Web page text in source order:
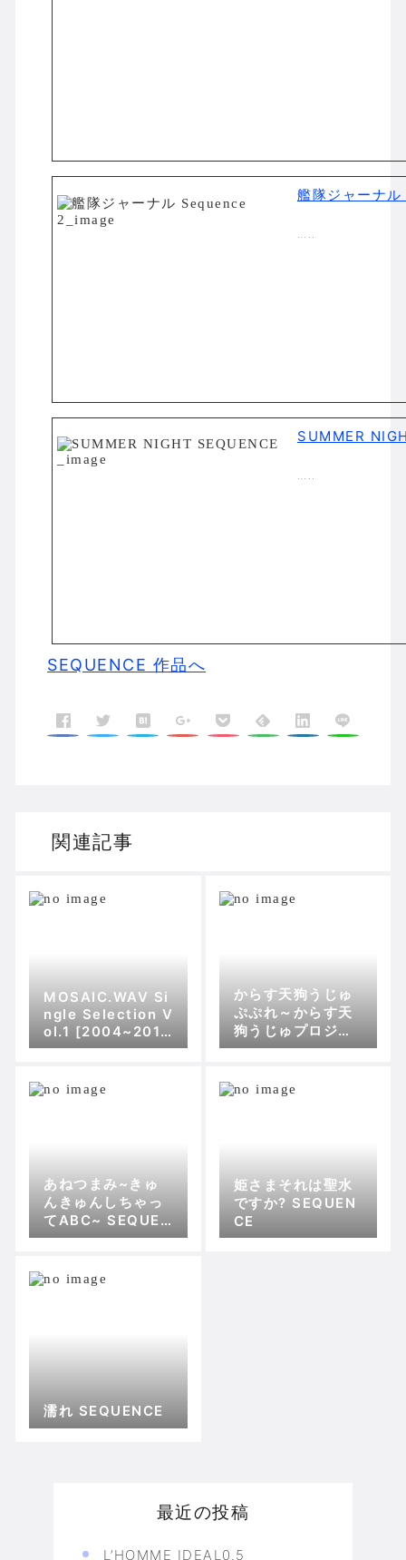
艦隊ジャーナ
…..
SUMMER
…..
SEQUENCE 作品へ
関連記事
MOSAIC.WAV Si
ngle Selection V
ol.1 [2004~201
1] SEQUENCE
からす天狗うじゅ
ぷぷれ～からす天
狗うじゅプロジェ
クト･プレCD～ S
あねつまみ~きゅ
んきゅんしちゃっ
てABC~ SEQUEN
CE
姫さまそれは聖水
ですか? SEQUEN
CE
濡れ SEQUENCE
最近の投稿
L’HOMME IDEAL0.5